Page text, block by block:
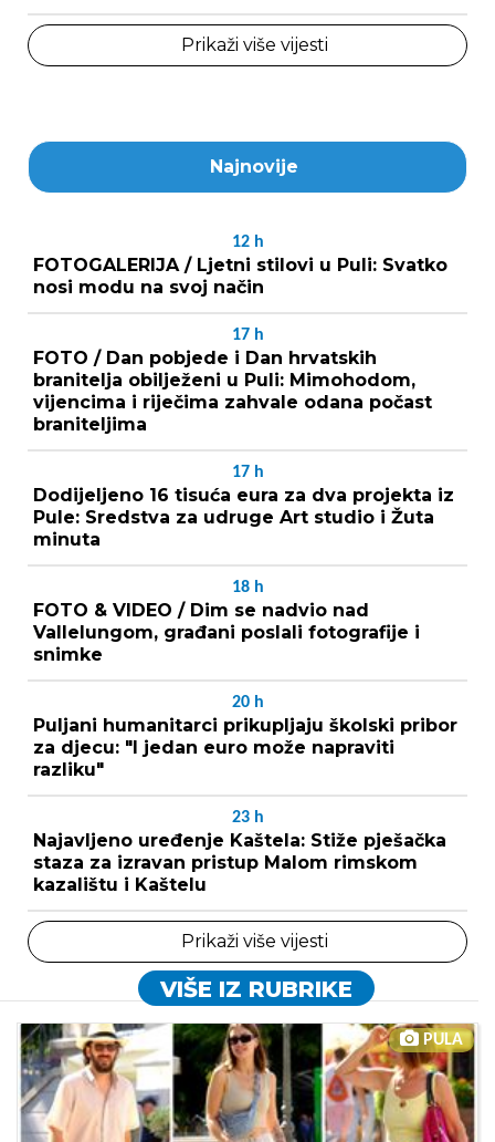
Prikaži više vijesti
Najnovije
12 h
FOTOGALERIJA / Ljetni stilovi u Puli: Svatko
nosi modu na svoj način
17 h
FOTO / Dan pobjede i Dan hrvatskih
branitelja obilježeni u Puli: Mimohodom,
vijencima i riječima zahvale odana počast
braniteljima
17 h
Dodijeljeno 16 tisuća eura za dva projekta iz
Pule: Sredstva za udruge Art studio i Žuta
minuta
18 h
FOTO & VIDEO / Dim se nadvio nad
Vallelungom, građani poslali fotografije i
snimke
20 h
Puljani humanitarci prikupljaju školski pribor
za djecu: "I jedan euro može napraviti
razliku"
23 h
Najavljeno uređenje Kaštela: Stiže pješačka
staza za izravan pristup Malom rimskom
kazalištu i Kaštelu
Prikaži više vijesti
VIŠE IZ RUBRIKE
PULA